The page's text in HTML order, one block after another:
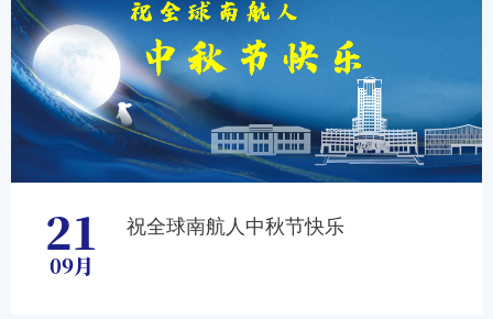
21
09月
祝全球南航人中秋节快乐